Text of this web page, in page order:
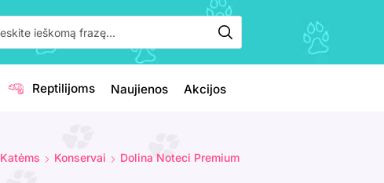
Reptilijoms Naujienos Akcijos
Katėms Konservai Dolina Noteci Premium